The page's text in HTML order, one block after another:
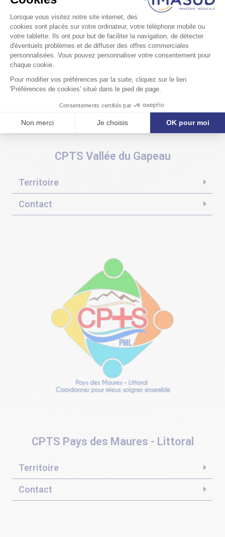
CPTS Vallée du Gapeau
Territoire
Contact
CPTS Pays des Maures - Littoral
Territoire
Contact